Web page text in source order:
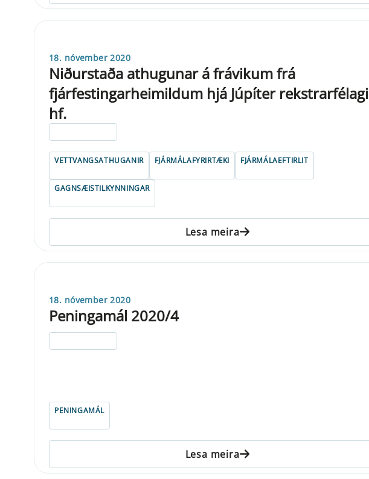
18. nóvember 2020
Niðurstaða athugunar á frávikum frá
fjárfestingarheimildum hjá Júpíter rekstrarfélagi
hf.
VETTVANGSATHUGANIR FJÁRMÁLAFYRIRTÆKI FJÁRMÁLAEFTIRLIT
GAGNSÆISTILKYNNINGAR
Lesa meira
18. nóvember 2020
Peningamál 2020/4
PENINGAMÁL
Lesa meira